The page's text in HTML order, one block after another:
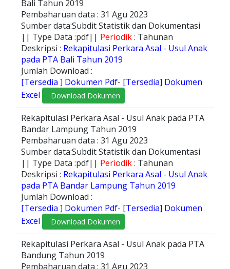
Bali Tahun 2019
Pembaharuan data : 31 Agu 2023
Sumber data:Subdit Statistik dan Dokumentasi
|| Type Data :pdf|| Periodik : Tahunan
Deskripsi : Rekapitulasi Perkara Asal - Usul Anak
pada PTA Bali Tahun 2019
Jumlah Download :
[Tersedia ] Dokumen Pdf- [Tersedia] Dokumen
Excel
Download Dokumen
Rekapitulasi Perkara Asal - Usul Anak pada PTA
Bandar Lampung Tahun 2019
Pembaharuan data : 31 Agu 2023
Sumber data:Subdit Statistik dan Dokumentasi
|| Type Data :pdf|| Periodik : Tahunan
Deskripsi : Rekapitulasi Perkara Asal - Usul Anak
pada PTA Bandar Lampung Tahun 2019
Jumlah Download :
[Tersedia ] Dokumen Pdf- [Tersedia] Dokumen
Excel
Download Dokumen
Rekapitulasi Perkara Asal - Usul Anak pada PTA
Bandung Tahun 2019
Pembaharuan data : 31 Agu 2023